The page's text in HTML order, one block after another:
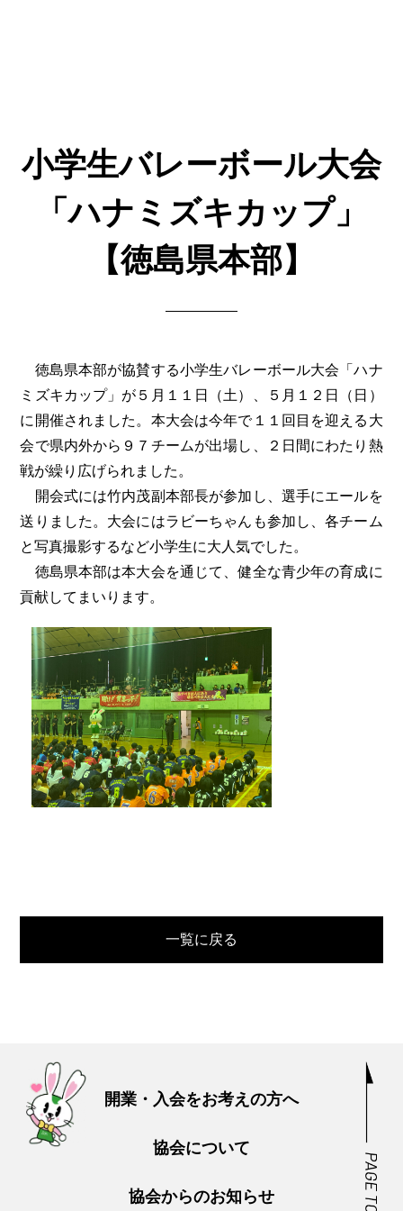
小学生バレーボール大会
「ハナミズキカップ」
【徳島県本部】
徳島県本部が協賛する小学生バレーボール大会「ハナ
ミズキカップ」が５月１１日（土）、５月１２日（日）
に開催されました。本大会は今年で１１回目を迎える大
会で県内外から９７チームが出場し、２日間にわたり熱
戦が繰り広げられました。
開会式には竹内茂副本部長が参加し、選手にエールを
送りました。大会にはラビーちゃんも参加し、各チーム
と写真撮影するなど小学生に大人気でした。
徳島県本部は本大会を通じて、健全な青少年の育成に
貢献してまいります。
一覧に戻る
開業・入会をお考えの方へ
協会について
協会からのお知らせ